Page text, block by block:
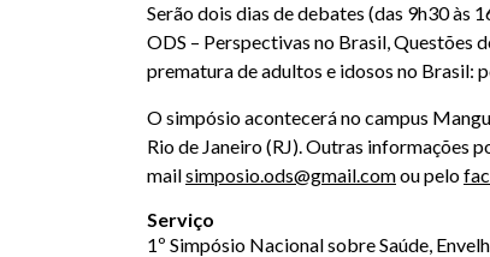
Serão dois dias de debates (das 9h30 às
ODS – Perspectivas no Brasil, Questões
prematura de adultos e idosos no Brasil:
O simpósio acontecerá no campus
Rio de Janeiro (RJ). Outras informações
mailsimposio.ods@gmail.comou pelo
Serviço
1º Simpósio Nacional sobre Saúde,